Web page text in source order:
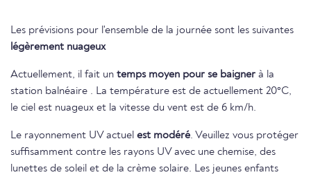
Les prévisions pour l'ensemble de la journée sont les suivantes
légèrement nuageux
Actuellement, il fait un temps moyen pour se baigner à la
station balnéaire . La température est de actuellement 20°C,
le ciel est nuageux et la vitesse du vent est de 6 km/h.
Le rayonnement UV actuel est modéré. Veuillez vous protéger
suffisamment contre les rayons UV avec une chemise, des
lunettes de soleil et de la crème solaire. Les jeunes enfants